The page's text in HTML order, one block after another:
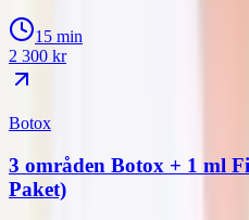
15 min
2 300 kr
Botox
3 områden Botox + 1 ml
Paket)